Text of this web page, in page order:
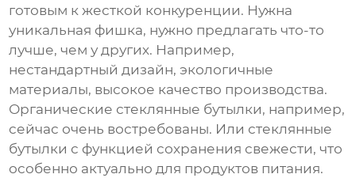
готовым к жесткой конкуренции. Нужна
уникальная фишка, нужно предлагать что-то
лучше, чем у других. Например,
нестандартный дизайн, экологичные
материалы, высокое качество производства.
Органические стеклянные бутылки, например,
сейчас очень востребованы. Или стеклянные
бутылки с функцией сохранения свежести, что
особенно актуально для продуктов питания.